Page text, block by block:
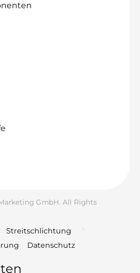
GmbH. All Rights
Streitschlichtung
Datenschutz